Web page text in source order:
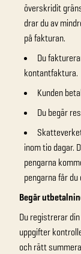
överskridit
drar du av
på fakturan.
Du
kontantfaktura.
Kunden
Du begär
inom tio dagar.
pengarna
pengarna får
Begär
Du registrerar
uppgifter
och rätt